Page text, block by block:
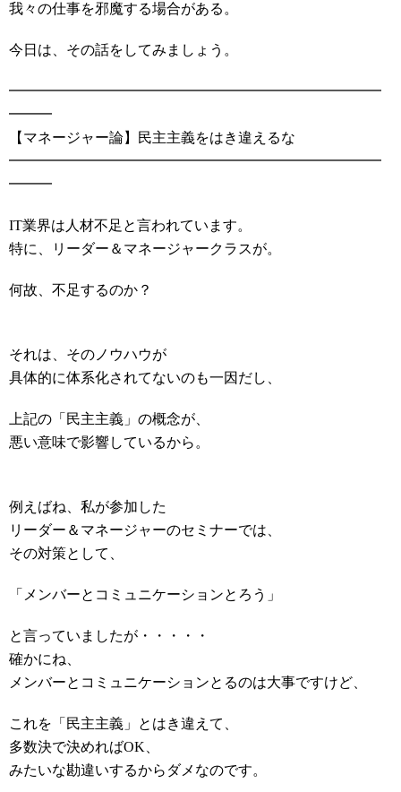
我々の仕事を邪魔する場合がある。
今日は、その話をしてみましょう。
━━━━━━━━━━━━━━━━━━━━━━━━━━
━━━
【マネージャー論】民主主義をはき違えるな
━━━━━━━━━━━━━━━━━━━━━━━━━━
━━━
IT業界は人材不足と言われています。
特に、リーダー＆マネージャークラスが。
何故、不足するのか？
それは、そのノウハウが
具体的に体系化されてないのも一因だし、
上記の「民主主義」の概念が、
悪い意味で影響しているから。
例えばね、私が参加した
リーダー＆マネージャーのセミナーでは、
その対策として、
「メンバーとコミュニケーションとろう」
と言っていましたが・・・・・
確かにね、
メンバーとコミュニケーションとるのは大事ですけど、
これを「民主主義」とはき違えて、
多数決で決めればOK、
みたいな勘違いするからダメなのです。